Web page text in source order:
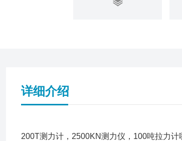
详细介绍
200T测力计，2500KN测力仪，100吨拉力